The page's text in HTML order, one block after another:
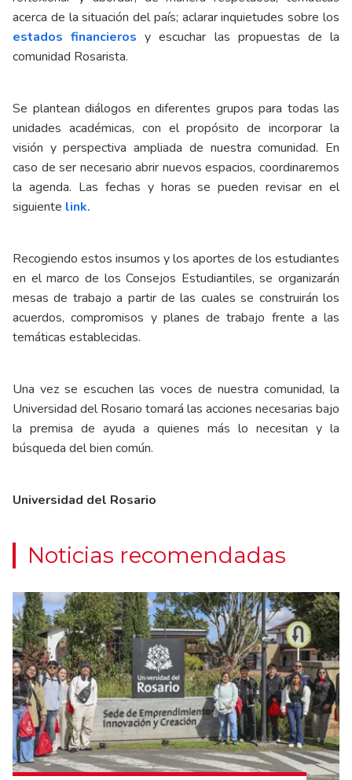
acerca de la situación del país; aclarar inquietudes sobre los
estados financieros y escuchar las propuestas de la
comunidad Rosarista.
Se plantean diálogos en diferentes grupos para todas las
unidades académicas, con el propósito de incorporar la
visión y perspectiva ampliada de nuestra comunidad. En
caso de ser necesario abrir nuevos espacios, coordinaremos
la agenda. Las fechas y horas se pueden revisar en el
siguiente link.
Recogiendo estos insumos y los aportes de los estudiantes
en el marco de los Consejos Estudiantiles, se organizarán
mesas de trabajo a partir de las cuales se construirán los
acuerdos, compromisos y planes de trabajo frente a las
temáticas establecidas.
Una vez se escuchen las voces de nuestra comunidad, la
Universidad del Rosario tomará las acciones necesarias bajo
la premisa de ayuda a quienes más lo necesitan y la
búsqueda del bien común.
Universidad del Rosario
Noticias recomendadas